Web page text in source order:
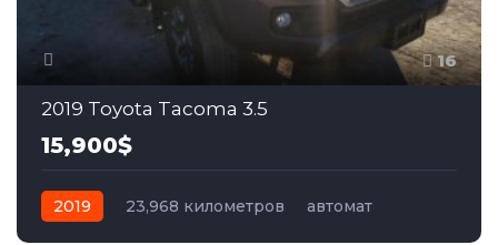
16
2019 Toyota Tacoma 3.5
15,900$
2019 23,968 километров
автомат